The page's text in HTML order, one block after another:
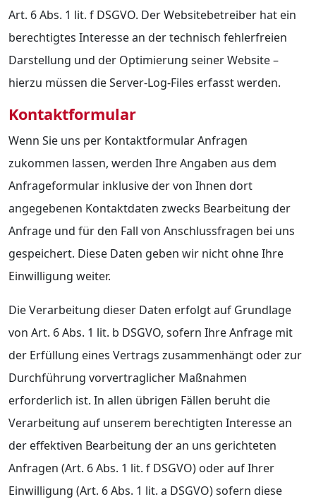
Art. 6 Abs. 1 lit. f DSGVO. Der Websitebetreiber hat ein
berechtigtes Interesse an der technisch fehlerfreien
Darstellung und der Optimierung seiner Website –
hierzu müssen die Server-Log-Files erfasst werden.
Kontaktformular
Wenn Sie uns per Kontaktformular Anfragen
zukommen lassen, werden Ihre Angaben aus dem
Anfrageformular inklusive der von Ihnen dort
angegebenen Kontaktdaten zwecks Bearbeitung der
Anfrage und für den Fall von Anschlussfragen bei uns
gespeichert. Diese Daten geben wir nicht ohne Ihre
Einwilligung weiter.
Die Verarbeitung dieser Daten erfolgt auf Grundlage
von Art. 6 Abs. 1 lit. b DSGVO, sofern Ihre Anfrage mit
der Erfüllung eines Vertrags zusammenhängt oder zur
Durchführung vorvertraglicher Maßnahmen
erforderlich ist. In allen übrigen Fällen beruht die
Verarbeitung auf unserem berechtigten Interesse an
der effektiven Bearbeitung der an uns gerichteten
Anfragen (Art. 6 Abs. 1 lit. f DSGVO) oder auf Ihrer
Einwilligung (Art. 6 Abs. 1 lit. a DSGVO) sofern diese